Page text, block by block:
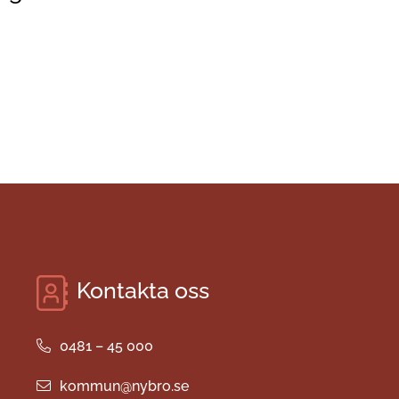
Kontakta oss
0481 – 45 000
kommun@nybro.se